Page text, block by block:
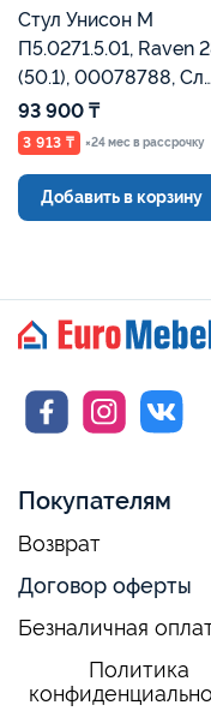
Стул Унисон М
П5.0271.5.01, Raven
(50.1), 00078788, Сл
кость, Евромебель
93 900 ₸
3 913 ₸ ×24 мес в рассрочку
Добавить в корзину
Покупателям
Возврат
Договор оферты
Безналичная
Политика